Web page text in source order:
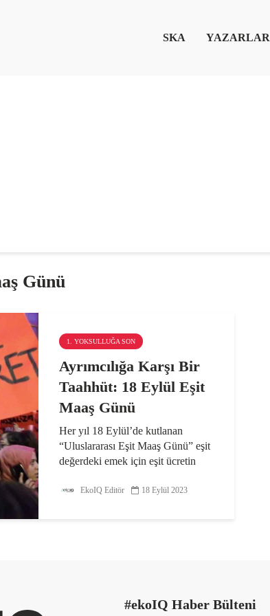
SKA YAZARLAR
Günü
1. YOKSULLUĞA SON
Ayrımcılığa Karşı Bir
Taahhüt: 18 Eylül Eşit
Maaş Günü
Her yıl 18 Eylül’de kutlanan
“Uluslararası Eşit Maaş Günü” eşit
değerdeki emek için eşit ücretin
çabaları temsil ediyor. Diğer
EkoIQ Editör 18 Eylül 2023
#ekoIQ Haber Bülteni